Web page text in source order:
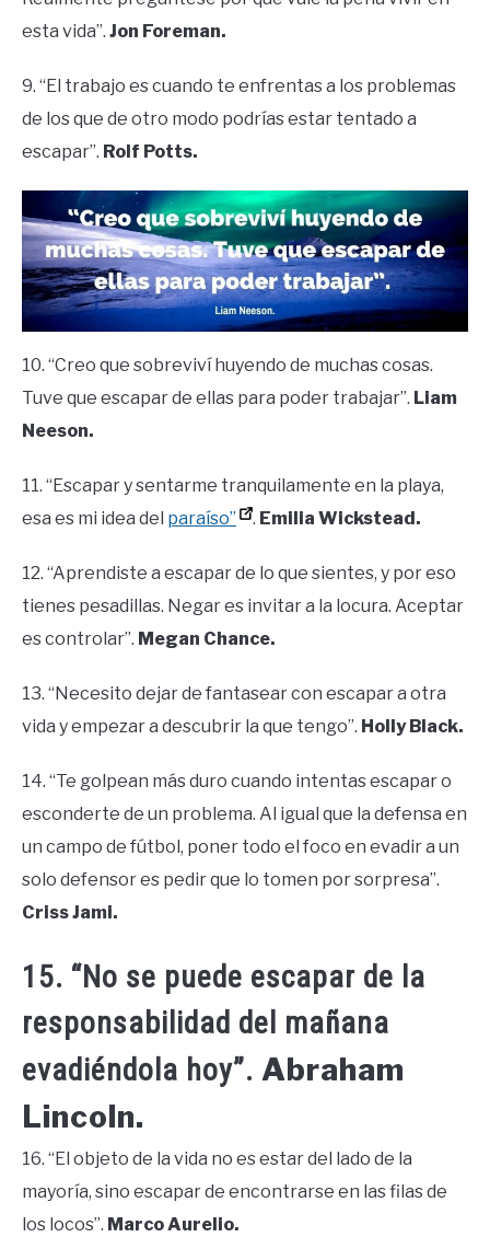
esta vida”. Jon Foreman.
9. “El trabajo es cuando te enfrentas a los problemas
de los que de otro modo podrías estar tentado a
escapar”. Rolf Potts.
10. “Creo que sobreviví huyendo de muchas cosas.
Tuve que escapar de ellas para poder trabajar”. Liam
Neeson.
11. “Escapar y sentarme tranquilamente en la playa,
esa es mi idea del paraíso” . Emilia Wickstead.
12. “Aprendiste a escapar de lo que sientes, y por eso
tienes pesadillas. Negar es invitar a la locura. Aceptar
es controlar”. Megan Chance.
13. “Necesito dejar de fantasear con escapar a otra
vida y empezar a descubrir la que tengo”. Holly Black.
14. “Te golpean más duro cuando intentas escapar o
esconderte de un problema. Al igual que la defensa en
un campo de fútbol, ​​poner todo el foco en evadir a un
solo defensor es pedir que lo tomen por sorpresa”.
Criss Jami.
15. “No se puede escapar de la
responsabilidad del mañana
evadiéndola hoy”. Abraham
Lincoln.
16. “El objeto de la vida no es estar del lado de la
mayoría, sino escapar de encontrarse en las filas de
los locos”. Marco Aurelio.